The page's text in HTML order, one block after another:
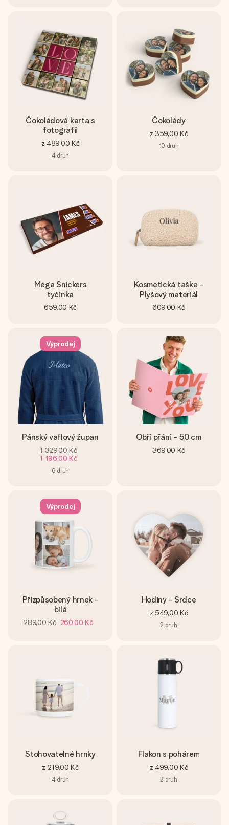
Čokoládová karta s
fotografii
z 489,00 Kč
4 druh
Čokolády
z 359,00 Kč
10 druh
Mega Snickers
tyčinka
659,00 Kč
Kosmetická taška -
Plyšový materiál
609,00 Kč
Výprodej
Pánský vaflový župan
1 329,00 Kč
1 196,00 Kč
6 druh
Obří přání - 50 cm
369,00 Kč
Výprodej
Přizpůsobený hrnek -
bílá
289,00 Kč 260,00 Kč
Hodiny - Srdce
z 549,00 Kč
2 druh
Stohovatelné hrnky
z 219,00 Kč
4 druh
Flakon s pohárem
z 499,00 Kč
2 druh